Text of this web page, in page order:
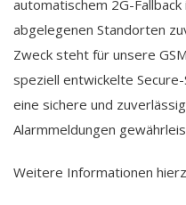
automatischem 2G-Fallback
abgelegenen Standorten
Zweck steht für unsere
speziell entwickelte
eine sichere und
Alarmmeldungen
Weitere Informationen